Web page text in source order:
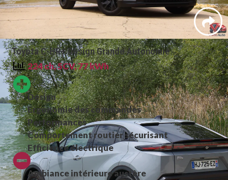
Toyota C-HR+ Design Grande Autonomie
224 ch, 5CV, 77 kWh
Design
Ergonomie des commandes
Performances
Comportement routier sécurisant
Efficience électrique
Ambiance intérieure austère